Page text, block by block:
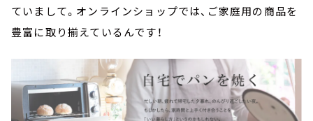
ていまして。オンラインショップでは、ご家庭用の商品を
豊富に取り揃えているんです！